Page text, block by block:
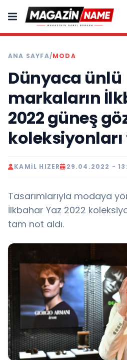
ANA SAYFA/MODA
Dünyaca ünlü
markaların
2022 güneş
koleksiyonları
KAMIL HIZER 29.04.2022 -
Tasarımlarıyla modaya
İlkbahar Yaz 2022
tam not aldı.